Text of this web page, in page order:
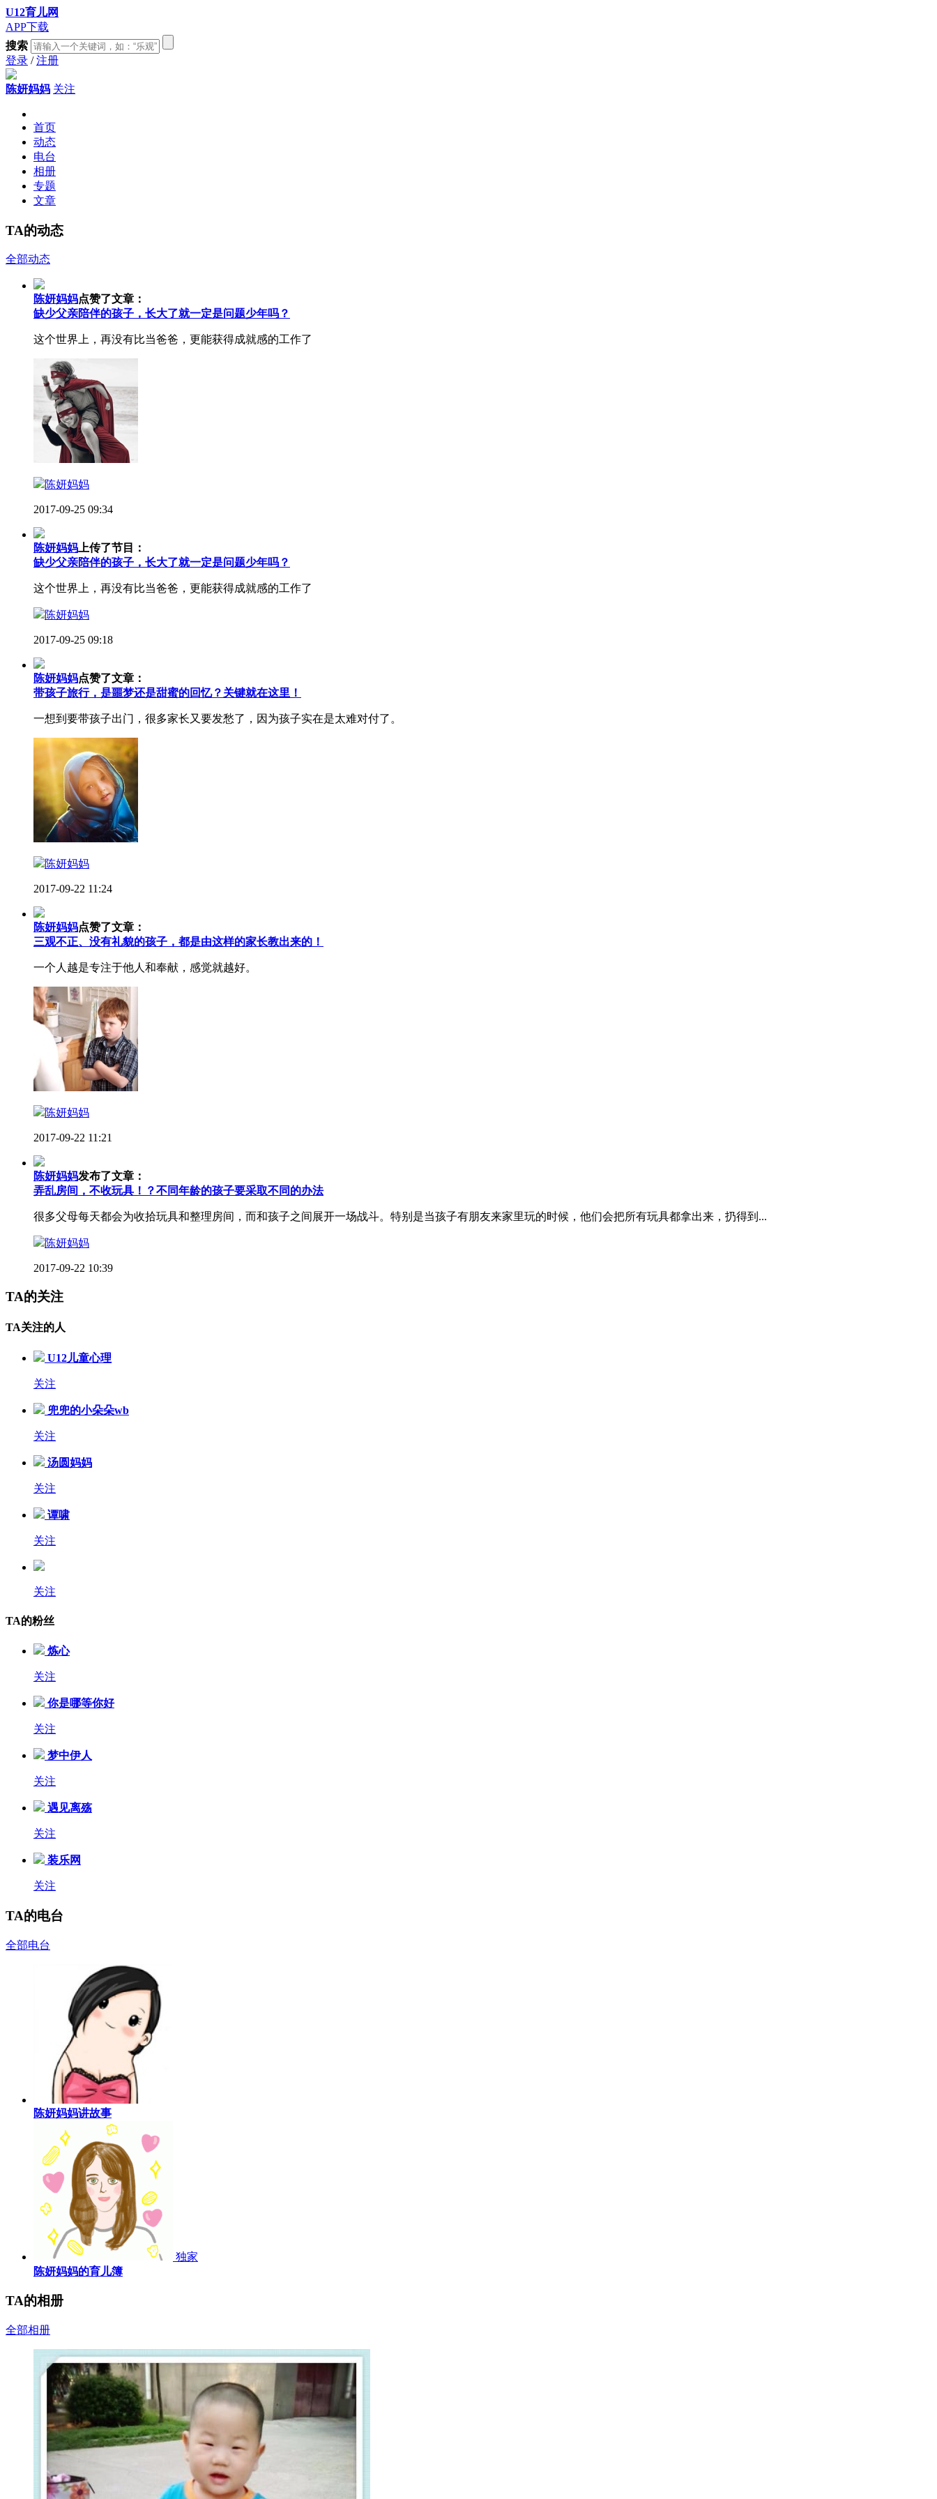
U12育儿网
APP下载
搜索
登录 /注册
陈妍妈妈 关注
首页
动态
电台
相册
专题
文章
TA的动态
全部动态
陈妍妈妈点赞了文章：
缺少父亲陪伴的孩子，长大了就一定是问题少年吗？
这个世界上，再没有比当爸爸，更能获得成就感的工作了
陈妍妈妈
2017-09-25 09:34
陈妍妈妈上传了节目：
缺少父亲陪伴的孩子，长大了就一定是问题少年吗？
这个世界上，再没有比当爸爸，更能获得成就感的工作了
陈妍妈妈
2017-09-25 09:18
陈妍妈妈点赞了文章：
带孩子旅行，是噩梦还是甜蜜的回忆？关键就在这里！
一想到要带孩子出门，很多家长又要发愁了，因为孩子实在是太难对付了。
陈妍妈妈
2017-09-22 11:24
陈妍妈妈点赞了文章：
三观不正、没有礼貌的孩子，都是由这样的家长教出来的！
一个人越是专注于他人和奉献，感觉就越好。
陈妍妈妈
2017-09-22 11:21
陈妍妈妈发布了文章：
弄乱房间，不收玩具！？不同年龄的孩子要采取不同的办法
很多父母每天都会为收拾玩具和整理房间，而和孩子之间展开一场战斗。特别是当孩子有朋友来家里玩的时候，他们会把所有玩具都拿出来，扔得到...
陈妍妈妈
2017-09-22 10:39
TA的关注
TA关注的人
U12儿童心理
关注
兜兜的小朵朵wb
关注
汤圆妈妈
关注
谭啸
关注
关注
TA的粉丝
炼心
关注
你是哪等你好
关注
梦中伊人
关注
遇见离殇
关注
装乐网
关注
TA的电台
全部电台
陈妍妈妈讲故事
独家
陈妍妈妈的育儿簿
TA的相册
全部相册